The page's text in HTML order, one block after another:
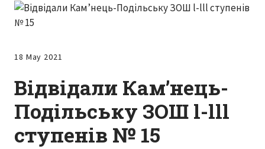
18 May 2021
Відвідали Кам’нець-
Подільську ЗОШ l-lll
ступенів № 15